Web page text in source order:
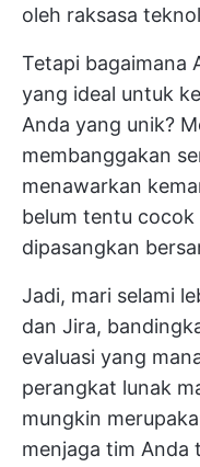
oleh raksasa
Tetapi bagaimana
yang ideal untuk
Anda yang unik?
membanggakan
menawarkan
belum tentu cocok
dipasangkan
Jadi, mari selami
dan Jira,
evaluasi yang
perangkat lunak
mungkin
menjaga tim Anda